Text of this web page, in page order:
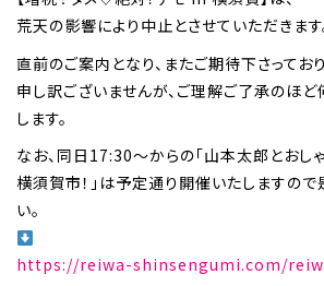
荒天の影響により中止とさせていただきます
直前のご案内となり、またご期待下さってお
申し訳ございませんが、ご理解ご了承のほ
します。
なお、同日17:30〜からの「山本太郎とおし
横須賀市！」は予定通り開催いたしますの
い。
https://reiwa-shinsengumi.com/